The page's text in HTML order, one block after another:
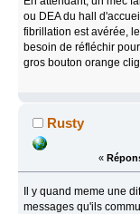
ou DEA du hall
fibrillation est avérée,
besoin de réfléchir
gros bouton orange
Rusty
«
Il y quand meme une
messages qu'ils